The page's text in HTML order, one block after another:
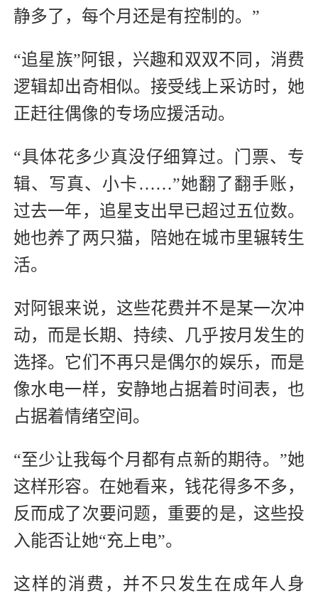
静多了，每个月还是有控制的。”
“追星族”阿银，兴趣和双双不同，消费
逻辑却出奇相似。接受线上采访时，她
正赶往偶像的专场应援活动。
“具体花多少真没仔细算过。门票、专
辑、写真、小卡……”她翻了翻手账，
过去一年，追星支出早已超过五位数。
她也养了两只猫，陪她在城市里辗转生
活。
对阿银来说，这些花费并不是某一次冲
动，而是长期、持续、几乎按月发生的
选择。它们不再只是偶尔的娱乐，而是
像水电一样，安静地占据着时间表，也
占据着情绪空间。
“至少让我每个月都有点新的期待。”她
这样形容。在她看来，钱花得多不多，
反而成了次要问题，重要的是，这些投
入能否让她“充上电”。
这样的消费，并不只发生在成年人身